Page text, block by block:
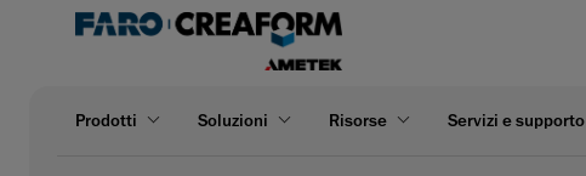
Prodotti Soluzioni Risorse Servizi e supporto